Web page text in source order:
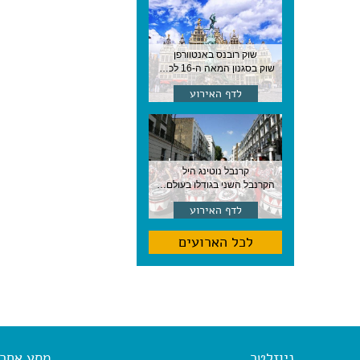
שוק רובנס באנטוורפן
שוק בסגנון המאה ה-16 לכבודו של הצייר המפורסם, בן העיר, נערך ב-15 באוגוסט באנטוורפן
לדף האירוע
קרנבל נוטינג היל
הקרנבל השני בגודלו בעולם, עם מוזיקה, תהלוכות ותחפושות. לונדון
לדף האירוע
לכל הארועים